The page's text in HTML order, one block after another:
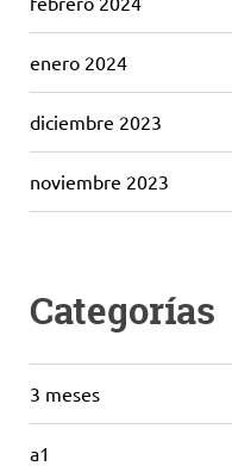
enero 2024
diciembre 2023
noviembre 2023
Categorías
3 meses
a1